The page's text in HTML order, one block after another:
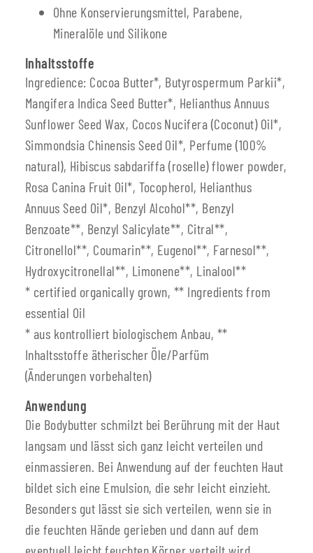
Ohne Konservierungsmittel, Parabene,
Mineralöle und Silikone
Inhaltsstoffe
Ingredience: Cocoa Butter*, Butyrospermum Parkii*,
Mangifera Indica Seed Butter*, Helianthus Annuus
Sunflower Seed Wax, Cocos Nucifera (Coconut) Oil*,
Simmondsia Chinensis Seed Oil*, Perfume (100%
natural), Hibiscus sabdariffa (roselle) flower powder,
Rosa Canina Fruit Oil*, Tocopherol, Helianthus
Annuus Seed Oil*, Benzyl Alcohol**, Benzyl
Benzoate**, Benzyl Salicylate**, Citral**,
Citronellol**, Coumarin**, Eugenol**, Farnesol**,
Hydroxycitronellal**, Limonene**, Linalool**
* certified organically grown, ** Ingredients from
essential Oil
* aus kontrolliert biologischem Anbau, **
Inhaltsstoffe ätherischer Öle/Parfüm
(Änderungen vorbehalten)
Anwendung
Die Bodybutter schmilzt bei Berührung mit der Haut
langsam und lässt sich ganz leicht verteilen und
einmassieren. Bei Anwendung auf der feuchten Haut
bildet sich eine Emulsion, die sehr leicht einzieht.
Besonders gut lässt sie sich verteilen, wenn sie in
die feuchten Hände gerieben und dann auf dem